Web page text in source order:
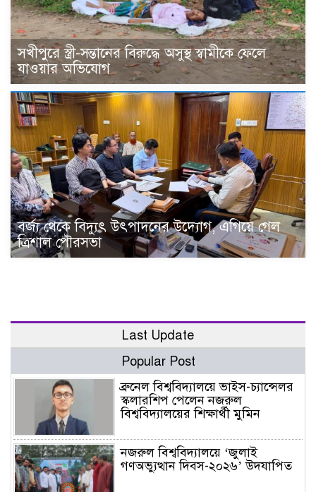
সখীপুরে স্ত্রী-সন্তানের বিরুদ্ধে অসুস্থ স্বামীকে ফেলে
যাওয়ার অভিযোগ
বর্জ্য থেকে বিদ্যুৎ উৎপাদনের উদ্যোগ, এগিয়ে গেল
ত্রিশাল পৌরসভা
Last Update
Popular Post
ব্রুনেল বিশ্ববিদ্যালয়ে ভাইস-চ্যান্সেলর
স্কলারশিপ পেলেন নজরুল
বিশ্ববিদ্যালয়ের শিক্ষার্থী মুমিন
নজরুল বিশ্ববিদ্যালয়ে ‘জুলাই
গণঅভ্যুত্থান দিবস-২০২৬’ উদযাপিত